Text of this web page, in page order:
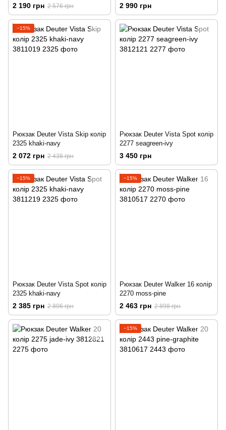
2 190 грн 2 576 грн 2 990 грн
−15%
Рюкзак Deuter Vista Skip колір
2325 khaki-navy
2 072 грн 2 438 грн
Рюкзак Deuter Vista Spot колір
2277 seagreen-ivy
3 450 грн
−15%
Рюкзак Deuter Vista Spot колір
2325 khaki-navy
2 385 грн 2 806 грн
−15%
Рюкзак Deuter Walker 16 колір
2270 moss-pine
2 463 грн 2 898 грн
−15%